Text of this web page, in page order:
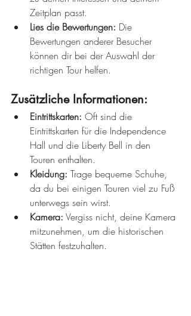
Zeitplan passt.
Lies die Bewertungen: Die
Bewertungen anderer Besucher
können dir bei der Auswahl der
richtigen Tour helfen.
Zusätzliche Informationen:
Eintrittskarten: Oft sind die
Eintrittskarten für die Independence
Hall und die Liberty Bell in den
Touren enthalten.
Kleidung: Trage bequeme Schuhe,
da du bei einigen Touren viel zu Fuß
unterwegs sein wirst.
Kamera: Vergiss nicht, deine Kamera
mitzunehmen, um die historischen
Stätten festzuhalten.